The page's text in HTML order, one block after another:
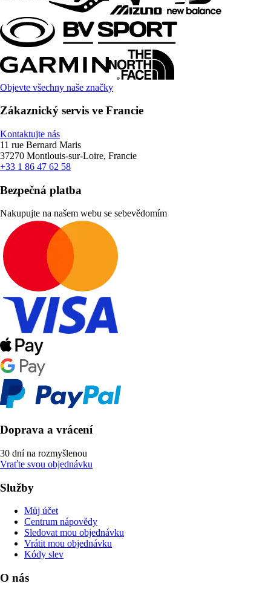
Objevte všechny naše značky
Zákaznický servis ve Francie
Kontaktujte nás
11 rue Bernard Maris
37270 Montlouis-sur-Loire, Francie
+33 1 86 47 62 58
Bezpečná platba
Nakupujte na našem webu se sebevědomím
Doprava a vrácení
30 dní na rozmyšlenou
Vraťte svou objednávku
Služby
Můj účet
Centrum nápovědy
Sledovat mou objednávku
Vrátit mou objednávku
Kódy slev
O nás